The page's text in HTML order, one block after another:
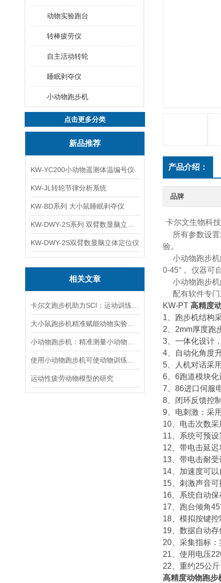
动物实验跑台
转棒疲劳仪
自主活动转轮
睡眠剥夺仪
小动物跑步机
点击更多分类
新品推荐
KW-YC200小动物遥测体温编号仪
KW-JL转轮节律分析系统
KW-BD系列 大小鼠睡眠剥夺仪
KW-DWY-2S双臂数显脑立体定位仪
相关文章
运动性疲劳动物模型的研究
产品介绍：
品牌
卡尔文生物科
所有参数设置
验。
小动物跑步机
0-45° 。仪器可
小动物跑步机
配有软件专门
KW-PT 高精度
1、跑步机结构
2、2mm厚度跑
3、一体化设计
4、自动化角度
5、人机对话采
6、6跑道模块
7、86进口伺服
8、闭环反馈控
9、电刺激：采
10、电击次数
11、系统可预
12、带电击延
13、带电击耐
14、加速度可
15、刺激声音可
16、系统自动
17、跑台倾角
18、模拟按键
19、数据自动
20、采集指标
21、使用电压
22、重约25公
高精度动物跑步